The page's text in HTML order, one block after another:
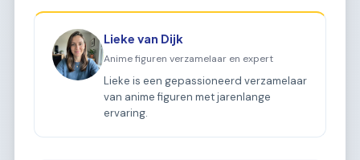
Lieke van Dijk
Anime figuren verzamelaar en expert
Lieke is een gepassioneerd verzamelaar
van anime figuren met jarenlange
ervaring.